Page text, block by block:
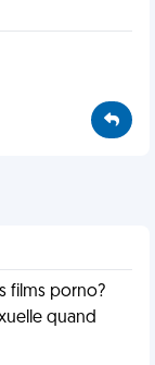
films porno?
quand